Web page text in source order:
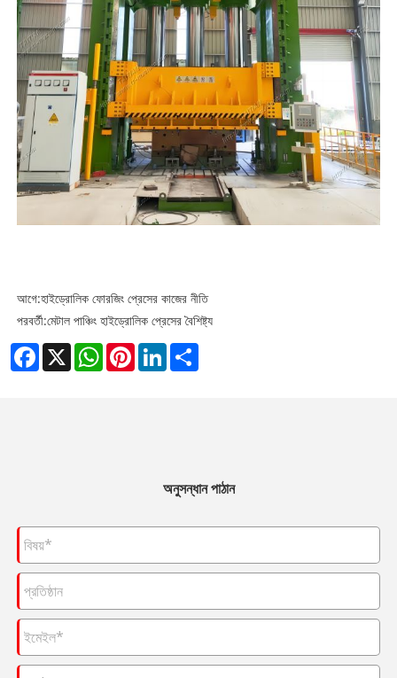
আগে:হাইড্রোলিক ফোরজিং প্রেসের কাজের নীতি
পরবর্তী:মেটাল পাঞ্চিং হাইড্রোলিক প্রেসের বৈশিষ্ট্য
Facebook
X WhatsAppPinterestLinkedIn
অনুসন্ধান পাঠান